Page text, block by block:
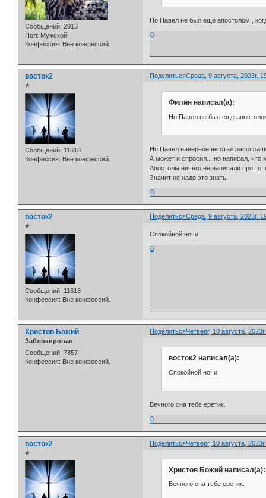
Сообщений: 2013
Пол: Мужской
Конфессия: Вне конфессий.
Но Павел не был еще апостолом ,
0
ПоделитьсяСреда, 9 августа, 2023г.
восток2
⭐
Сообщений: 11618
Конфессия: Вне конфессий.
Филин написал(а):
Но Павел не был еще
Но Павел наверное не стал
А может и спросил... но написал, что
Апостолы ничего не написали про то,
Значит не надо это знать.
0
ПоделитьсяСреда, 9 августа, 2023г.
восток2
⭐
Сообщений: 11618
Конфессия: Вне конфессий.
Спокойной ночи.
0
ПоделитьсяЧетверг, 10 августа,
Христов Божий
Заблокирован
Сообщений: 7857
Конфессия: Вне конфессий. восток2 написал(а):
Спокойной ночи.
Вечного сна тебе еретик.
0
ПоделитьсяЧетверг, 10 августа,
восток2
⭐
Христов Божий написал(а):
Вечного сна тебе еретик.